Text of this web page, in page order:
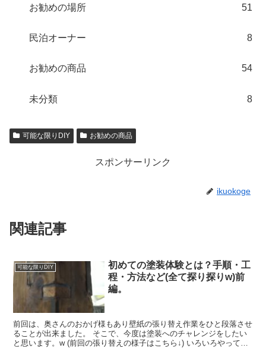
お勧めの場所 51
民泊オーナー 8
お勧めの商品 54
未分類 8
可能な限りDIY お勧めの商品
スポンサーリンク
ikuokoge
関連記事
可能な限りDIY
初めての塗装体験とは？手順・工
程・方法など(全て探り探りw)前
編。
前回は、奥さんのおかげ様もあり壁紙の張り替え作業をひと段落させ
ることが出来ました。 そこで、今度は塗装へのチャレンジをしたい
と思います。w (前回の張り替えの様子はこちら↓) いろいろやってる